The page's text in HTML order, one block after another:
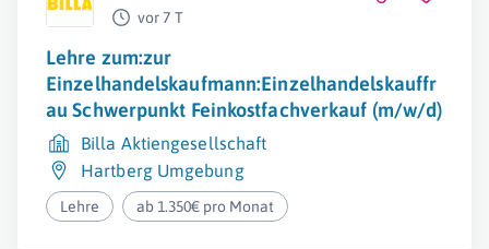
vor 7 T
Lehre zum:zur
Einzelhandelskaufmann:Einzelhandelskauffr
au Schwerpunkt Feinkostfachverkauf (m/w/d)
Billa Aktiengesellschaft
Hartberg Umgebung
Lehre ab 1.350€ pro Monat